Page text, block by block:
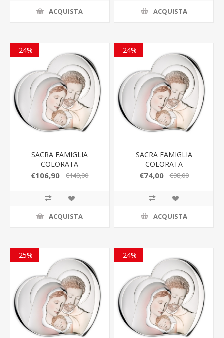
ACQUISTA ACQUISTA
-24%
SACRA FAMIGLIA
COLORATA
81252/6LCOL
€106,90 €140,00
ACQUISTA
-24%
SACRA FAMIGLIA
COLORATA
81252/5LCOL
€74,00 €98,00
ACQUISTA
-25% -24%